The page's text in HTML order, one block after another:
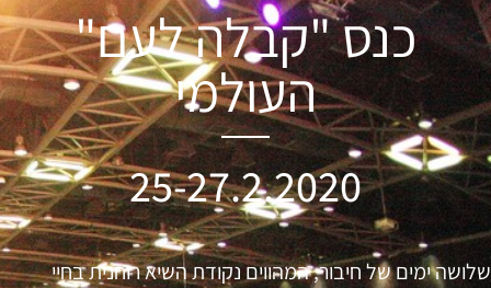
כנס "קבלה לעם"
העולמי
25-27.2.2020
שלושה ימים של חיבור, המהווים נקודת השיא רוחנית בחיי